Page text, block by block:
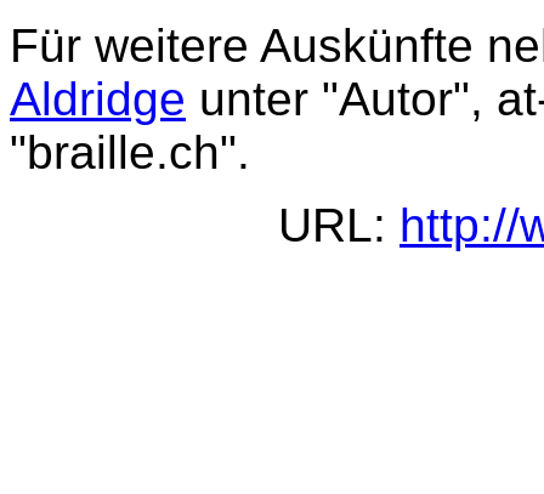
Für weitere Auskünfte
Aldridge unter "Autor",
"braille.ch".
URL: http://